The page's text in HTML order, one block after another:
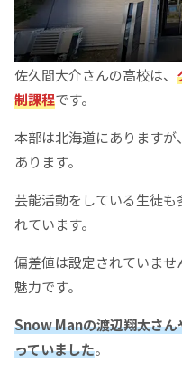
佐久間大介さんの高校は、
制課程です。
本部は北海道にあります
あります。
芸能活動をしている生徒
れています。
偏差値は設定されていま
魅力です。
Snow Manの渡辺翔太さん
っていました。